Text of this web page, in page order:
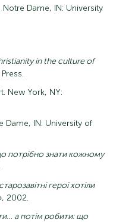
Notre Dame, IN: University
in the culture of
New York, NY:
Dame, IN: University of
потрібно знати кожному
герої хотіли
2002.
а потім робити: що